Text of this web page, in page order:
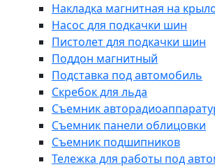
Накладка магнитная на
Насос для подкачки шин
Пистолет для подкачки шин
Поддон магнитный
Подставка под автомобиль
Скребок для льда
Съемник
Съемник панели облицовки
Съемник подшипников
Тележка для работы под